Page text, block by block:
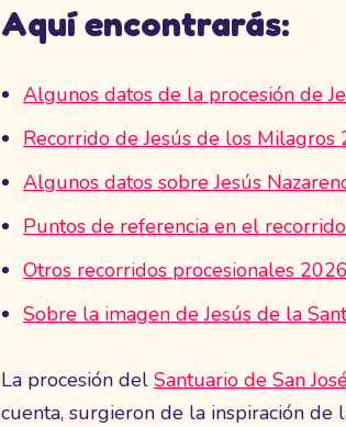
Aquí encontrarás:
Algunos datos de la procesión de
Recorrido de Jesús de los
Algunos datos sobre Jesús
Puntos de referencia en el
Otros recorridos procesionales
Sobre la imagen de Jesús de la
La procesión del Santuario de San
cuenta, surgieron de la inspiración de